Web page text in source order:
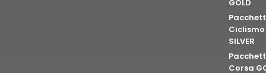
GOLD
Ciclismo
SILVER
Corsa